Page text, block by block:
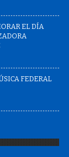
EL DÍA
FEDERAL